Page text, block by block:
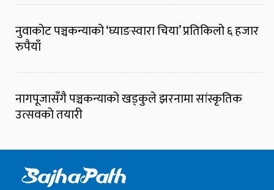
नुवाकोट पञ्चकन्याको ‘घ्याङस्वारा चिया’ प्रतिकिलो ६ हजार
रुपैयाँ
नागपूजासँगै पञ्चकन्याको खड्कुले झरनामा सांस्कृतिक
उत्सवको तयारी